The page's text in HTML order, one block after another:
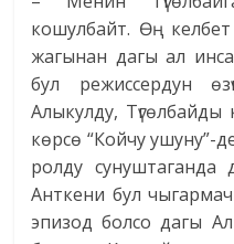
кошулбайт. Өң
жагынан дагы ал
бул режиссердун
Алыкулду, Түгөлбайды
көрсө “Койчу ушуну”-
ролду сунуштаганда
Анткени бул
эпизод болсо дагы